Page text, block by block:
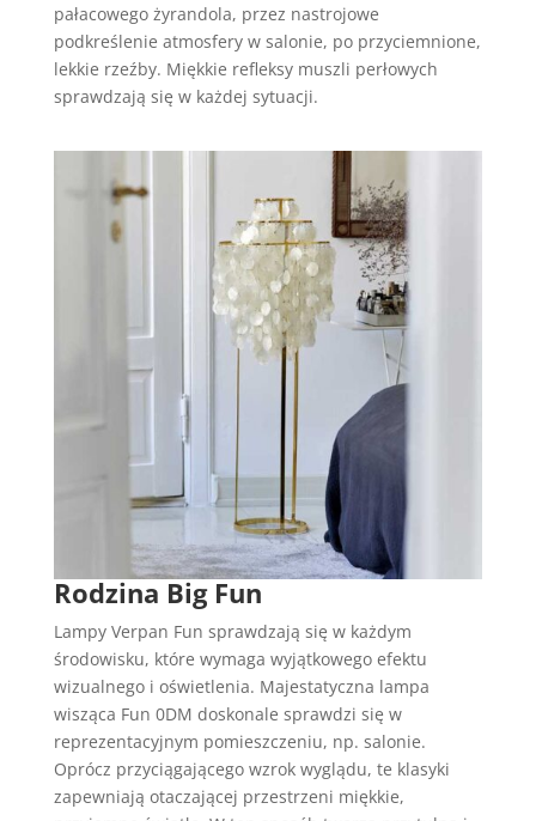
pałacowego żyrandola, przez nastrojowe
podkreślenie atmosfery w salonie, po przyciemnione,
lekkie rzeźby. Miękkie refleksy muszli perłowych
sprawdzają się w każdej sytuacji.
Rodzina Big Fun
Lampy Verpan Fun sprawdzają się w każdym
środowisku, które wymaga wyjątkowego efektu
wizualnego i oświetlenia. Majestatyczna lampa
wisząca Fun 0DM doskonale sprawdzi się w
reprezentacyjnym pomieszczeniu, np. salonie.
Oprócz przyciągającego wzrok wyglądu, te klasyki
zapewniają otaczającej przestrzeni miękkie,